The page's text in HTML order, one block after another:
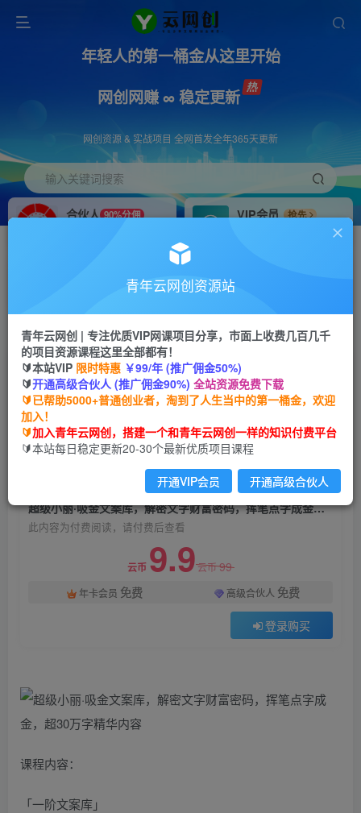
年轻人的第一桶金从这里开始
网创网赚 ∞ 稳定更新
网创资源 & 实战项目 全网首发全年365天更新
输入关键词搜索
合伙人 90%分佣
VIP会员
抢先
搭建同款网站，自己当老板
首页 创业课程 会员免费 正文
超级小丽·吸金文案库，解密文字财富密码，挥笔
点字成金，超30万字精华内容
青年云网创
2年前发布
关注 私信
超级小丽·吸金文案库，解密文字财富密码，挥笔点字成金，超30万字精华内容
此内容为付费阅读，请付费后查看
云币 9.9云币99
年卡会员 免费 高级合伙人 免费
登录购买
课程内容：
「一阶文案库」
青年云网创资源站
青年云网创 | 专注优质VIP网课项目分享，市面上收费几百几千
的项目资源课程这里全部都有！
🔰本站VIP 限时特惠 ￥99/年 (推广佣金50%)
🔰开通高级合伙人 (推广佣金90%) 全站资源免费下载
🔰已帮助5000+普通创业者，淘到了人生当中的第一桶金，欢迎
加入！
🔰加入青年云网创，搭建一个和青年云网创一样的知识付费平台
🔰本站每日稳定更新20-30个最新优质项目课程
开通VIP会员 开通高级合伙人